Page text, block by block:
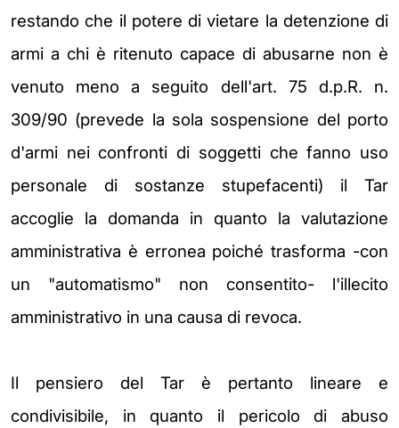
restando che il potere di vietare la detenzione di
armi a chi è ritenuto capace di abusarne non è
venuto meno a seguito dell'art. 75 d.p.R. n.
309/90 (prevede la sola sospensione del porto
d'armi nei confronti di soggetti che fanno uso
personale di sostanze stupefacenti) il Tar
accoglie la domanda in quanto la valutazione
amministrativa è erronea poiché trasforma -con
un "automatismo" non consentito- l'illecito
amministrativo in una causa di revoca.
Il pensiero del Tar è pertanto lineare e
condivisibile, in quanto il pericolo di abuso